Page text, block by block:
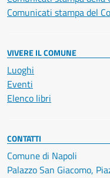
Comunicati stampa del
VIVERE IL COMUNE
Luoghi
Eventi
Elenco libri
CONTATTI
Comune di Napoli
Palazzo San Giacomo,